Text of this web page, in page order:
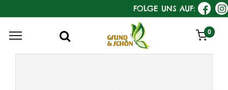
FOLGE UNS AUF:
0